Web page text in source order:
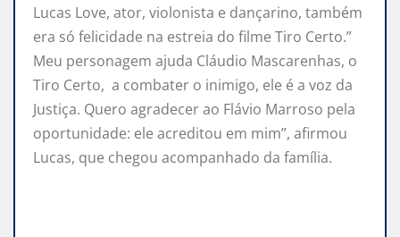
Lucas Love, ator, violonista e dançarino, também
era só felicidade na estreia do filme Tiro Certo.”
Meu personagem ajuda Cláudio Mascarenhas, o
Tiro Certo, a combater o inimigo, ele é a voz da
Justiça. Quero agradecer ao Flávio Marroso pela
oportunidade: ele acreditou em mim”, afirmou
Lucas, que chegou acompanhado da família.